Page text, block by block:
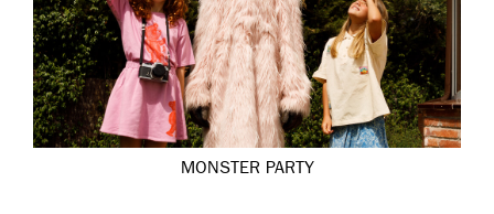
MONSTER PARTY